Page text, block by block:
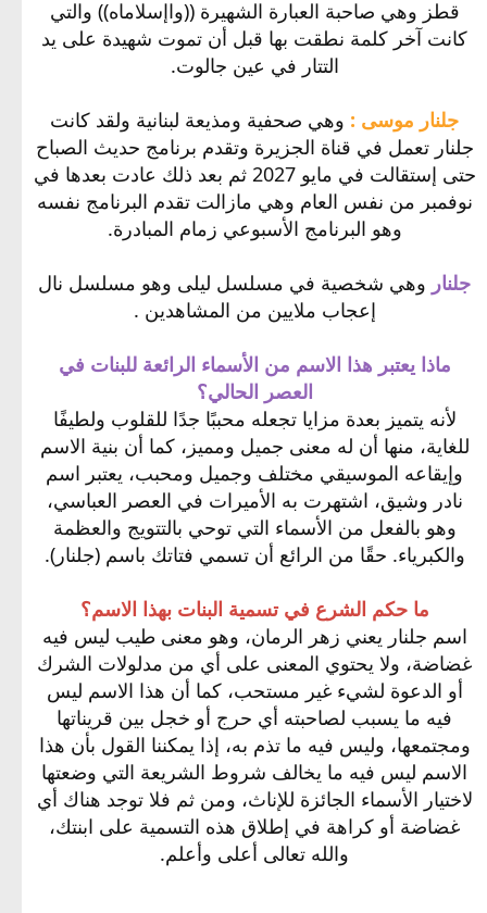
قطز وهي صاحبة العبارة الشهيرة ((واإسلاماه)) والتي
كانت آخر كلمة نطقت بها قبل أن تموت شهيدة على يد
التتار في عين جالوت.
جلنار موسى : وهي صحفية ومذيعة لبنانية ولقد كانت
جلنار تعمل في قناة الجزيرة وتقدم برنامج حديث الصباح
حتى إستقالت في مايو 2027 ثم بعد ذلك عادت بعدها في
نوفمبر من نفس العام وهي مازالت تقدم البرنامج نفسه
وهو البرنامج الأسبوعي زمام المبادرة.
جلنار وهي شخصية في مسلسل ليلى وهو مسلسل نال
إعجاب ملايين من المشاهدين .
ماذا يعتبر هذا الاسم من الأسماء الرائعة للبنات في
العصر الحالي؟
لأنه يتميز بعدة مزايا تجعله محببًا جدًا للقلوب ولطيفًا
للغاية، منها أن له معنى جميل ومميز، كما أن بنية الاسم
وإيقاعه الموسيقي مختلف وجميل ومحبب، يعتبر اسم
نادر وشيق، اشتهرت به الأميرات في العصر العباسي،
وهو بالفعل من الأسماء التي توحي بالتتويج والعظمة
والكبرياء. حقًا من الرائع أن تسمي فتاتك باسم (جلنار).
ما حكم الشرع في تسمية البنات بهذا الاسم؟
اسم جلنار يعني زهر الرمان، وهو معنى طيب ليس فيه
غضاضة، ولا يحتوي المعنى على أي من مدلولات الشرك
أو الدعوة لشيء غير مستحب، كما أن هذا الاسم ليس
فيه ما يسبب لصاحبته أي حرج أو خجل بين قريناتها
ومجتمعها، وليس فيه ما تذم به، إذا يمكننا القول بأن هذا
الاسم ليس فيه ما يخالف شروط الشريعة التي وضعتها
لاختيار الأسماء الجائزة للإناث، ومن ثم فلا توجد هناك أي
غضاضة أو كراهة في إطلاق هذه التسمية على ابنتك،
والله تعالى أعلى وأعلم.